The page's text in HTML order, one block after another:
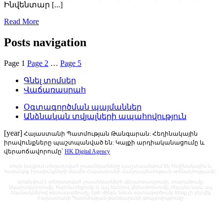
Ինվենտար [...]
Read More
Posts navigation
Page 1 Page 2 … Page 5
Գնել տոմսեր
Վաճառասրահ
Օգտագործման պայմաններ
Անձնական տվյալների ապահովություն
[year] Հայաստանի Պատմության Թանգարան: Հեղինակային
իրավունքները պաշտպանված են: Կայքի արդիականացումը և
վերաոճավորումը՝ HK Digital Agency
Սույն կայքում տեղադրված լուսանկարները պաշտպանվում են հեղինակային և
հարակից իրավունքների մասին Հայաստանի Հանրապետության օրենսդրությամբ:
Արգելվում է տեղադրված լուսանկարների վերարտադրումը, տարածումը,
նկարազարդումը, հարմարեցումը և այլ ձևերով վերափոխումը, ինչպես նաև այլ
եղանակներով օգտագործումը, եթե մինչև նման օգտագործումը ձեռք չի բերվել
Հայաստանի Պատմության թանգարանի թույլտվությունը: